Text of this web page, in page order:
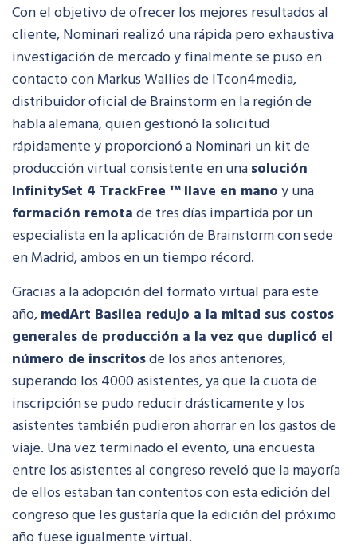
Con el objetivo de ofrecer los mejores resultados al
cliente, Nominari realizó una rápida pero exhaustiva
investigación de mercado y finalmente se puso en
contacto con Markus Wallies de ITcon4media,
distribuidor oficial de Brainstorm en la región de
habla alemana, quien gestionó la solicitud
rápidamente y proporcionó a Nominari un kit de
producción virtual consistente en unasolución
InfinitySet 4 TrackFree ™llave en manoy una
formación remotade tres días impartida por un
especialista en la aplicación de Brainstorm con sede
en Madrid, ambos en un tiempo récord.
Gracias a la adopción del formato virtual para este
año,medArt Basilea redujo a la mitad sus costos
generales de producción a la vez que duplicó el
número de inscritosde los años anteriores,
superando los 4000 asistentes, ya que la cuota de
inscripción se pudo reducir drásticamente y los
asistentes también pudieron ahorrar en los gastos de
viaje. Una vez terminado el evento, una encuesta
entre los asistentes al congreso reveló que la mayoría
de ellos estaban tan contentos con esta edición del
congreso que les gustaría que la edición del próximo
año fuese igualmente virtual.